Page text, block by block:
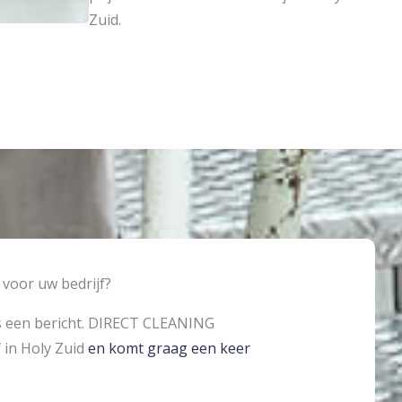
Zuid.
uw bedrijf?
bericht. DIRECT CLEANING
in Holy Zuid en komt graag een keer